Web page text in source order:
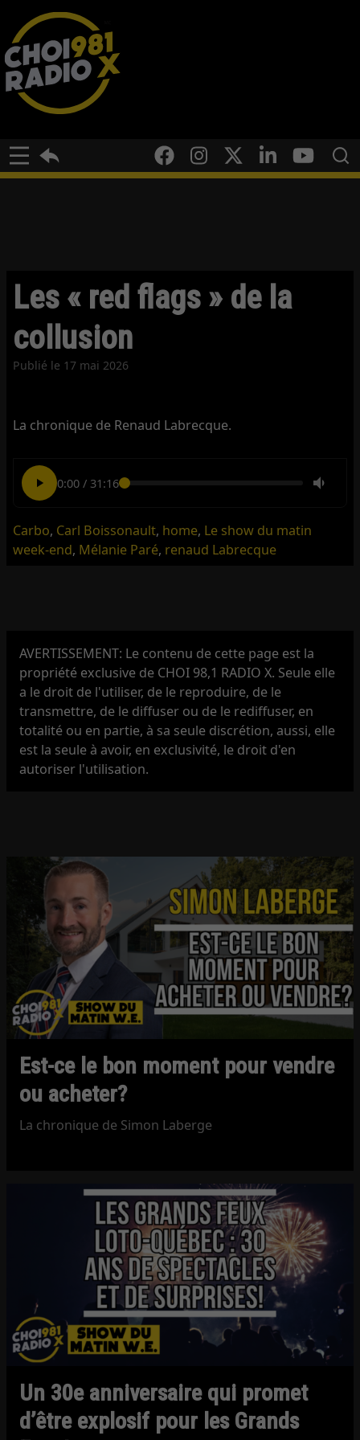
Les « red flags » de la
collusion
Publié le 17 mai 2026
La chronique de Renaud Labrecque.
0:00/ 31:16
Carbo, Carl Boissonault, home, Le show du matin
week-end, Mélanie Paré, renaud Labrecque
AVERTISSEMENT: Le contenu de cette page est la
propriété exclusive de CHOI 98,1 RADIO X. Seule elle
a le droit de l'utiliser, de le reproduire, de le
transmettre, de le diffuser ou de le rediffuser, en
totalité ou en partie, à sa seule discrétion, aussi, elle
est la seule à avoir, en exclusivité, le droit d'en
autoriser l'utilisation.
Est-ce le bon moment pour vendre
ou acheter?
La chronique de Simon Laberge
Un 30e anniversaire qui promet
d’être explosif pour les Grands